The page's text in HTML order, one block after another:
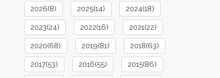
2026(8) 2025(14) 2024(18)
2023(24) 2022(16) 2021(22)
2020(68) 2019(81) 2018(63)
2017(53) 2016(55) 2015(86)